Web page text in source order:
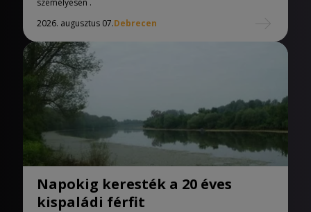
személyesen .
2026. augusztus 07.Debrecen
Napokig keresték a 20 éves
kispaládi férfit